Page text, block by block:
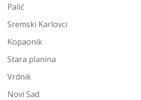
Palić
Sremski Karlovci
Kopaonik
Stara planina
Vrdnik
Novi Sad